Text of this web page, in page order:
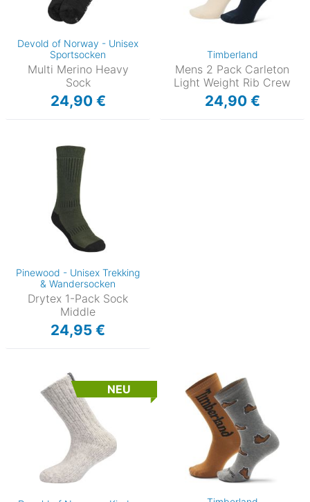
Devold of Norway - Unisex
Sportsocken
Multi Merino Heavy
Sock
24,90 €
Timberland
Mens 2 Pack Carleton
Light Weight Rib Crew
24,90 €
Pinewood - Unisex Trekking
& Wandersocken
Drytex 1-Pack Sock
Middle
24,95 €
NEU